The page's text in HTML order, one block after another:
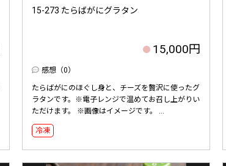
15-273 たらばがにグラタン
15,000円
感想（0）
たらばがにのほぐし身と、チーズを贅沢に使ったグ
ラタンです。※電子レンジで温めてお召し上がりい
ただけます。 ※画像はイメージです。 ...
冷凍